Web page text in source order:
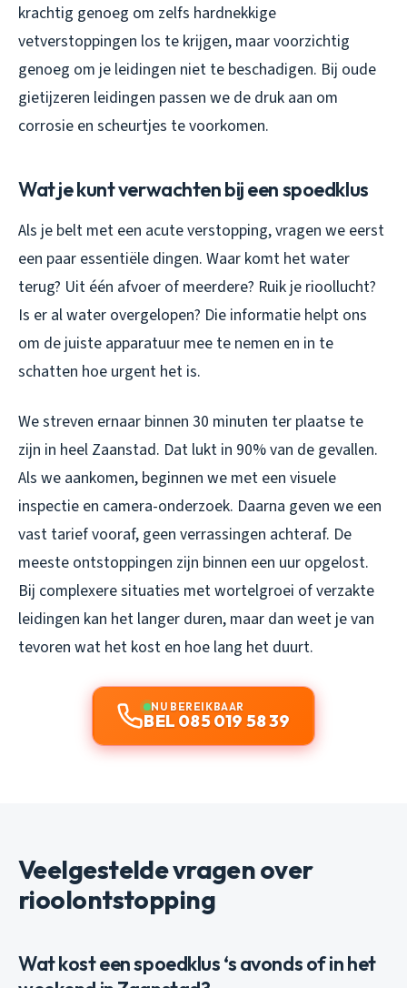
krachtig genoeg om zelfs hardnekkige
vetverstoppingen los te krijgen, maar voorzichtig
genoeg om je leidingen niet te beschadigen. Bij oude
gietijzeren leidingen passen we de druk aan om
corrosie en scheurtjes te voorkomen.
Wat je kunt verwachten bij een spoedklus
Als je belt met een acute verstopping, vragen we eerst
een paar essentiële dingen. Waar komt het water
terug? Uit één afvoer of meerdere? Ruik je rioollucht?
Is er al water overgelopen? Die informatie helpt ons
om de juiste apparatuur mee te nemen en in te
schatten hoe urgent het is.
We streven ernaar binnen 30 minuten ter plaatse te
zijn in heel Zaanstad. Dat lukt in 90% van de gevallen.
Als we aankomen, beginnen we met een visuele
inspectie en camera-onderzoek. Daarna geven we een
vast tarief vooraf, geen verrassingen achteraf. De
meeste ontstoppingen zijn binnen een uur opgelost.
Bij complexere situaties met wortelgroei of verzakte
leidingen kan het langer duren, maar dan weet je van
tevoren wat het kost en hoe lang het duurt.
NU BEREIKBAAR
BEL 085 019 58 39
Veelgestelde vragen over
rioolontstopping
Wat kost een spoedklus ‘s avonds of in het